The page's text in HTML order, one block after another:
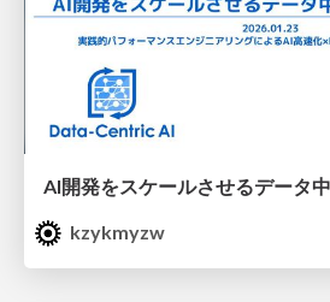
AI開発をスケールさせるデータ
kzykmyzw